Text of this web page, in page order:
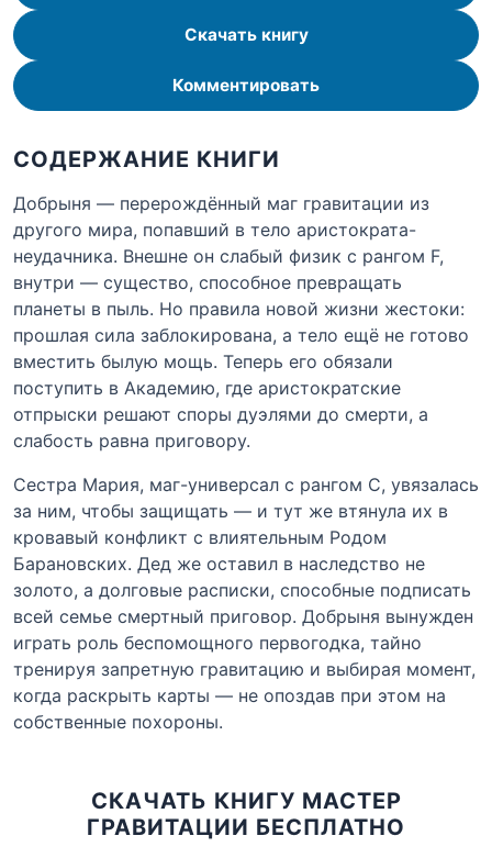
Скачать книгу
Комментировать
СОДЕРЖАНИЕ КНИГИ
Добрыня — перерождённый маг гравитации из
другого мира, попавший в тело аристократа-
неудачника. Внешне он слабый физик с рангом F,
внутри — существо, способное превращать
планеты в пыль. Но правила новой жизни жестоки:
прошлая сила заблокирована, а тело ещё не готово
вместить былую мощь. Теперь его обязали
поступить в Академию, где аристократские
отпрыски решают споры дуэлями до смерти, а
слабость равна приговору.
Сестра Мария, маг-универсал с рангом С, увязалась
за ним, чтобы защищать — и тут же втянула их в
кровавый конфликт с влиятельным Родом
Барановских. Дед же оставил в наследство не
золото, а долговые расписки, способные подписать
всей семье смертный приговор. Добрыня вынужден
играть роль беспомощного первогодка, тайно
тренируя запретную гравитацию и выбирая момент,
когда раскрыть карты — не опоздав при этом на
собственные похороны.
СКАЧАТЬ КНИГУ МАСТЕР
ГРАВИТАЦИИ БЕСПЛАТНО